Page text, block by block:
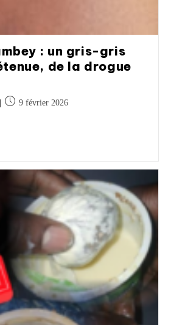
: un gris-gris
de la drogue
9 février 2026